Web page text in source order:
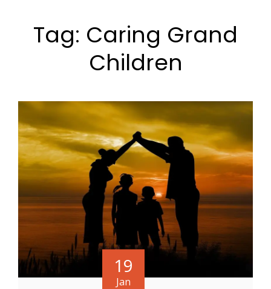
Tag: Caring Grand
Children
19
Jan